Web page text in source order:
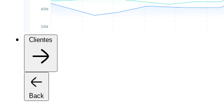
Clientes
Back